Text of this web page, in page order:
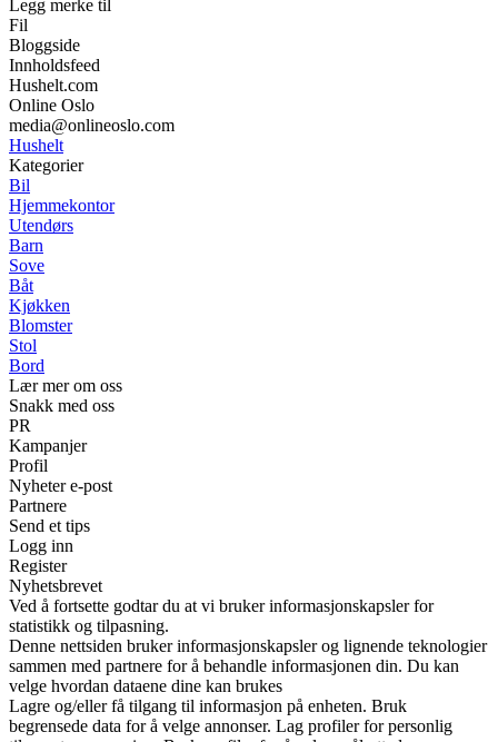
Legg merke til
Fil
Bloggside
Innholdsfeed
Hushelt.com
Online Oslo
media@onlineoslo.com
Hushelt
Kategorier
Bil
Hjemmekontor
Utendørs
Barn
Sove
Båt
Kjøkken
Blomster
Stol
Bord
Lær mer om oss
Snakk med oss
PR
Kampanjer
Profil
Nyheter e-post
Partnere
Send et tips
Logg inn
Register
Nyhetsbrevet
Ved å fortsette godtar du at vi bruker informasjonskapsler for
statistikk og tilpasning.
Denne nettsiden bruker informasjonskapsler og lignende teknologier
sammen med partnere for å behandle informasjonen din. Du kan
velge hvordan dataene dine kan brukes
Lagre og/eller få tilgang til informasjon på enheten. Bruk
begrensede data for å velge annonser. Lag profiler for personlig